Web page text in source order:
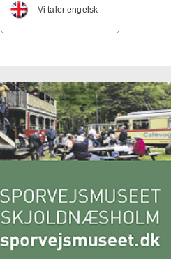
Vi taler engelsk